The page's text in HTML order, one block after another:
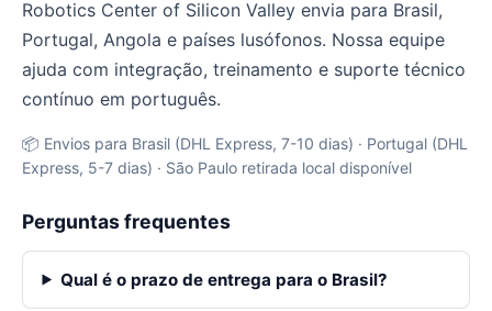
Robotics Center of Silicon Valley envia para Brasil,
Portugal, Angola e países lusófonos. Nossa equipe
ajuda com integração, treinamento e suporte técnico
contínuo em português.
📦 Envios para Brasil (DHL Express, 7-10 dias) · Portugal (DHL
Express, 5-7 dias) · São Paulo retirada local disponível
Perguntas frequentes
Qual é o prazo de entrega para o Brasil?